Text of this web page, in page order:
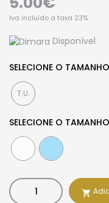
Iva incluido a taxa 23%
Disponível
SELECIONE O
T.U.
SELECIONE O
